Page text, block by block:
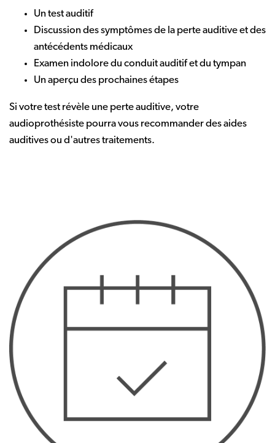
Un test auditif
Discussion des symptômes de la perte auditive et des
antécédents médicaux
Examen indolore du conduit auditif et du tympan
Un aperçu des prochaines étapes
Si votre test révèle une perte auditive, votre
audioprothésiste pourra vous recommander des aides
auditives ou d'autres traitements.